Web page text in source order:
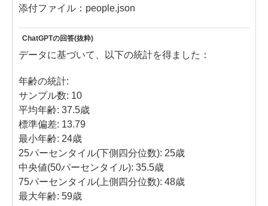
添付ファイル：people.json
ChatGPTの回答(抜粋)
データに基づいて、以下の統計を得ました：
年齢の統計:
サンプル数: 10
平均年齢: 37.5歳
標準偏差: 13.79
最小年齢: 24歳
25パーセンタイル(下側四分位数): 25歳
中央値(50パーセンタイル): 35.5歳
75パーセンタイル(上側四分位数): 48歳
最大年齢: 59歳